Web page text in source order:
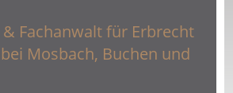
Fachanwalt für Erbrecht
Mosbach, Buchen und